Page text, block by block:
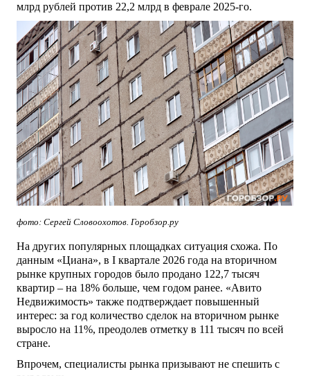
млрд рублей против 22,2 млрд в феврале 2025-го.
фото: Сергей Словоохотов. Горобзор.ру
На других популярных площадках ситуация схожа. По
данным «Циана», в I квартале 2026 года на вторичном
рынке крупных городов было продано 122,7 тысяч
квартир – на 18% больше, чем годом ранее. «Авито
Недвижимость» также подтверждает повышенный
интерес: за год количество сделок на вторичном рынке
выросло на 11%, преодолев отметку в 111 тысяч по всей
стране.
Впрочем, специалисты рынка призывают не спешить с